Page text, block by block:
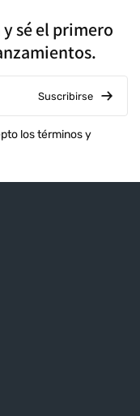
sé el primero
Suscribirse
los términos y